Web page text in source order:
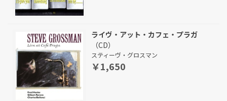
ライヴ・アット・カフェ・プラガ
（CD）
スティーヴ・グロスマン
￥1,650